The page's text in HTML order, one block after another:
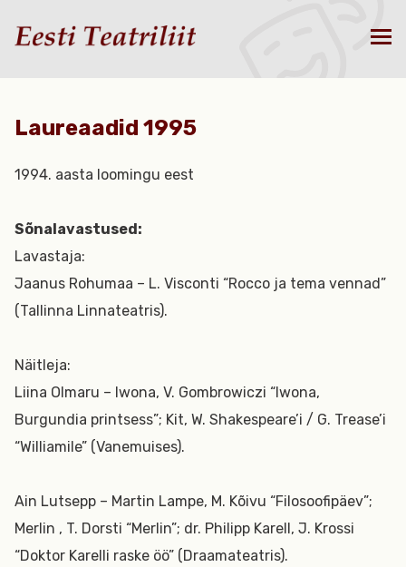
Laureaadid 1995
1994. aasta loomingu eest
Sõnalavastused:
Lavastaja:
Jaanus Rohumaa – L. Visconti “Rocco ja tema vennad”
(Tallinna Linnateatris).
Näitleja:
Liina Olmaru – Iwona, V. Gombrowiczi “Iwona,
Burgundia printsess”; Kit, W. Shakespeare’i / G. Trease’i
“Williamile” (Vanemuises).
Ain Lutsepp – Martin Lampe, M. Kõivu “Filosoofipäev”;
Merlin , T. Dorsti “Merlin”; dr. Philipp Karell, J. Krossi
“Doktor Karelli raske öö” (Draamateatris).